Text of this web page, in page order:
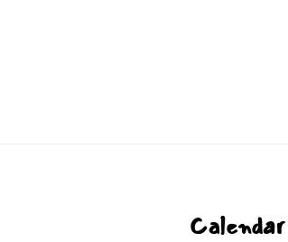
Calendar